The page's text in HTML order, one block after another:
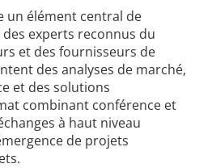
un élément central de
des experts reconnus du
et des fournisseurs de
des analyses de marché,
et des solutions
combinant conférence et
à haut niveau
de projets